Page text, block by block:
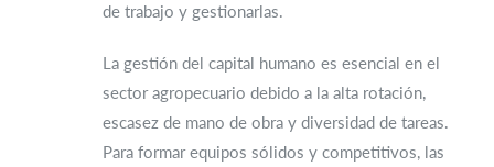
de trabajo y gestionarlas.
La gestión del capital humano es esencial en el
sector agropecuario debido a la alta rotación,
escasez de mano de obra y diversidad de tareas.
Para formar equipos sólidos y competitivos, las